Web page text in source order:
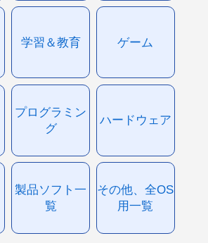
学習＆教育 ゲーム
プログラミン
グ
ハードウェア
製品ソフト一
覧
その他、全OS
用一覧